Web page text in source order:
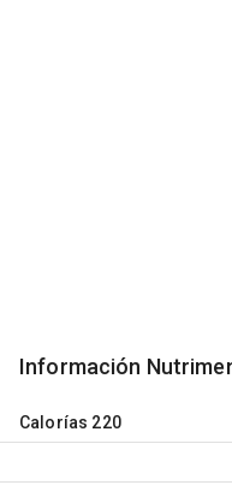
Información
Calorías 220